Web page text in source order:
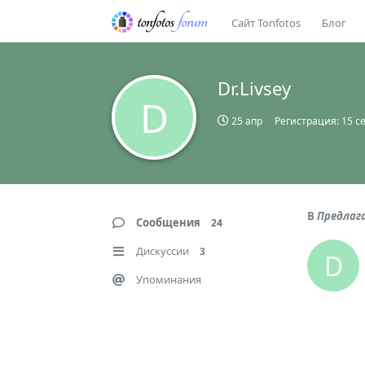
Сайт Tonfotos Блог
D
Dr.Livsey
25 апр Регистрация: 15
Сообщения 24
Дискуссии 3
Упоминания
В
D